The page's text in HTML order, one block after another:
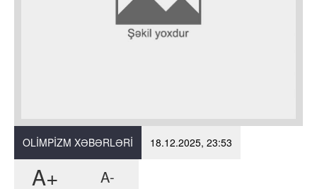
OLIMPIZM XƏBƏRLƏRI 18.12.2025, 23:53
A+ A-